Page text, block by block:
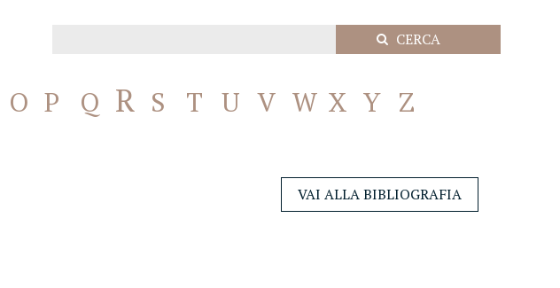
O P Q R S T U V W X Y Z
VAI ALLA BIBLIOGRAFIA